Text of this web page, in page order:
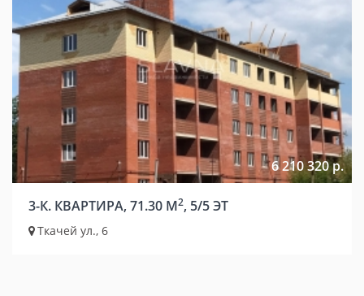
6 210 320 р.
3-К. КВАРТИРА, 71.30 М2, 5/5 ЭТ
Ткачей ул., 6